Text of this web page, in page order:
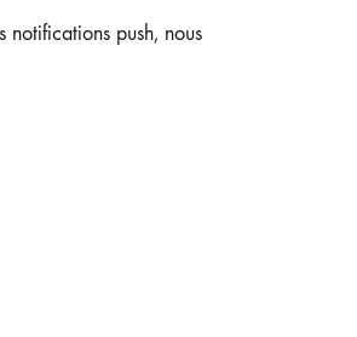
push, nous